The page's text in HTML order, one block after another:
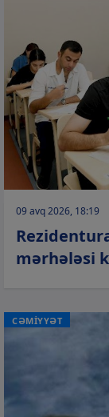
09 avq 2026, 18:19
mərhələsi
CƏMİYYƏT